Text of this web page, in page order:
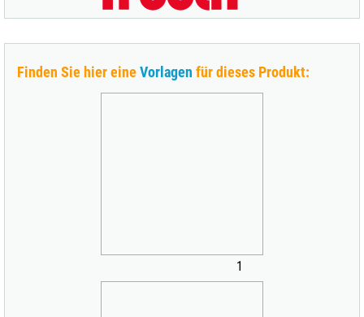
Finden Sie hier eineVorlagen für dieses Produkt:
1